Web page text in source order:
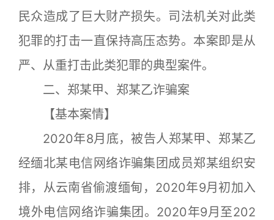
民众造成了巨大财产损失。司法机关对此类
犯罪的打击一直保持高压态势。本案即是从
严、从重打击此类犯罪的典型案件。
二、郑某甲、郑某乙诈骗案
【基本案情】
2020年8月底，被告人郑某甲、郑某乙
经缅北某电信网络诈骗集团成员郑某组织安
排，从云南省偷渡缅甸，2020年9月初加入
境外电信网络诈骗集团。2020年9月至202